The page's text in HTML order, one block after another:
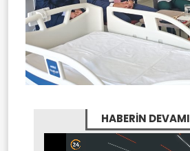
HABERİN DEVAMI